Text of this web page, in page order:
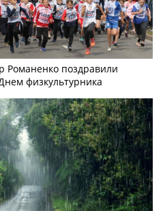
Романенко поздравили
физкультурника